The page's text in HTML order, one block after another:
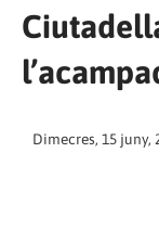
Dimecres, 15 juny,